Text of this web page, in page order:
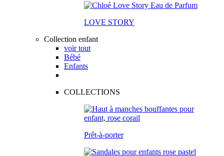
LOVE STORY
Collection enfant
voir tout
Bébé
Enfants
COLLECTIONS
Prêt-à-porter